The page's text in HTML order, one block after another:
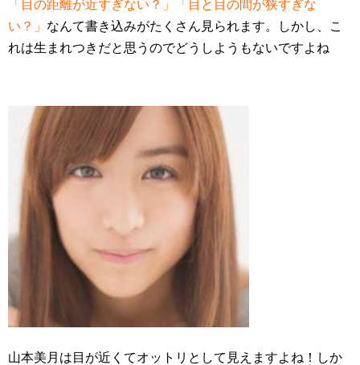
「目の距離が近すぎない？」「目と目の間が狭すぎな
い？」 なんて書き込みがたくさん見られます。しかし、こ
れは生まれつきだと思うのでどうしようもないですよね
山本美月は目が近くてオットリとして見えますよね！しか